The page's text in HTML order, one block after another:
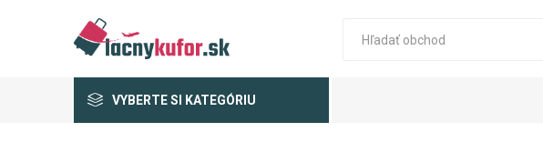
VYBERTE SI KATEGÓRIU